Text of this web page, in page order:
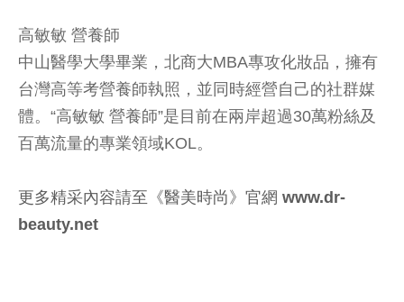
高敏敏 營養師
中山醫學大學畢業，北商大MBA專攻化妝品，擁有
台灣高等考營養師執照，並同時經營自己的社群媒
體。“高敏敏 營養師”是目前在兩岸超過30萬粉絲及
百萬流量的專業領域KOL。
更多精采內容請至《醫美時尚》官網 www.dr-
beauty.net